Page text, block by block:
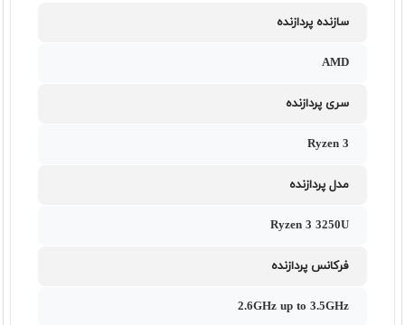
سازنده پردازنده
AMD
سری پردازنده
Ryzen 3
مدل پردازنده
Ryzen 3 3250U
فرکانس پردازنده
2.6GHz up to 3.5GHz